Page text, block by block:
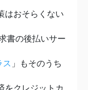
はおそらくない
書の後払いサー
ス 」もそのうち